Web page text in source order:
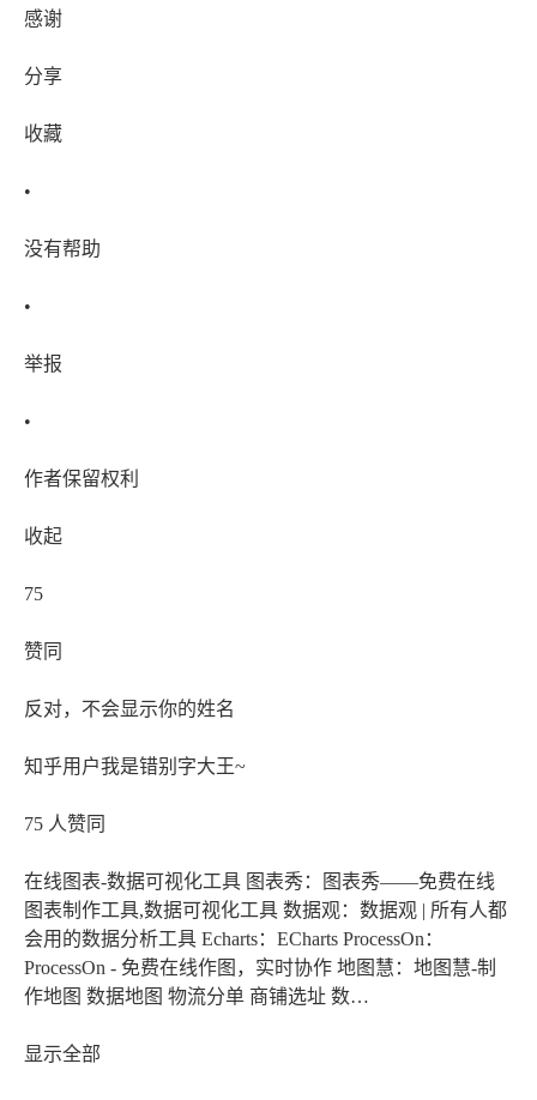
感谢
分享
收藏
•
没有帮助
•
举报
•
作者保留权利
收起
75
赞同
反对，不会显示你的姓名
知乎用户我是错别字大王~
75 人赞同
在线图表-数据可视化工具 图表秀：图表秀——免费在线
图表制作工具,数据可视化工具 数据观：数据观 | 所有人都
会用的数据分析工具 Echarts：ECharts ProcessOn：
ProcessOn - 免费在线作图，实时协作 地图慧：地图慧-制
作地图 数据地图 物流分单 商铺选址 数…
显示全部